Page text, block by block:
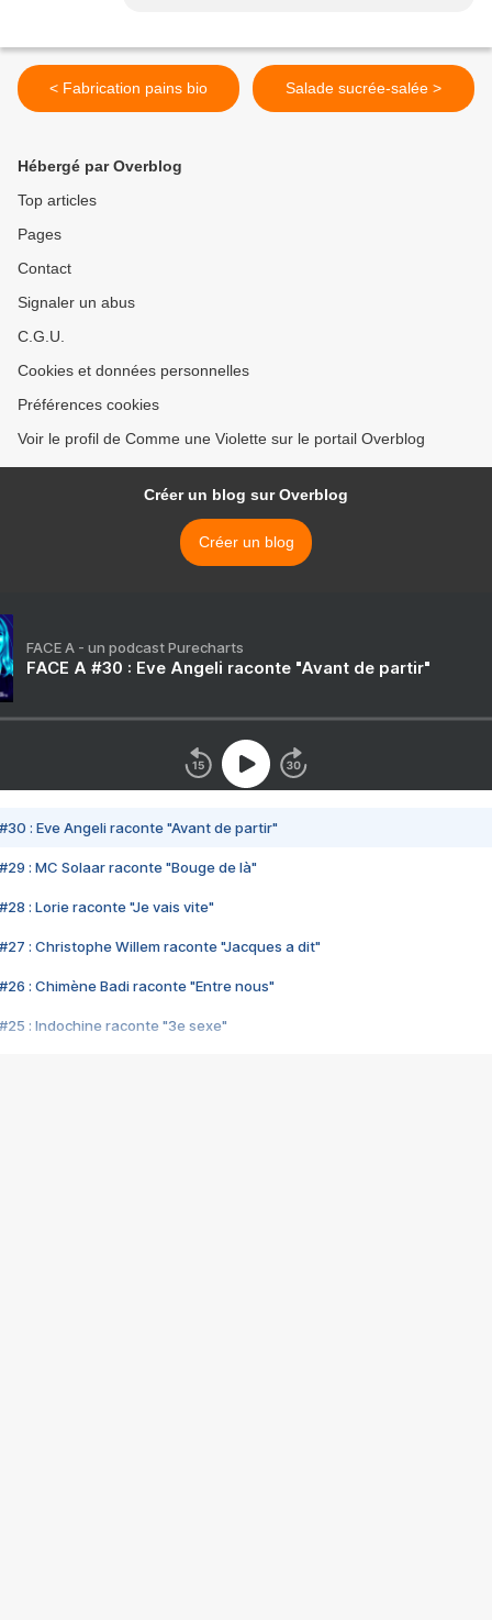
< Fabrication pains bio Salade sucrée-salée >
Hébergé par Overblog
Top articles
Pages
Contact
Signaler un abus
C.G.U.
Cookies et données personnelles
Préférences cookies
Voir le profil de Comme une Violette sur le portail Overblog
Créer un blog sur Overblog
Créer un blog
FACE A - un podcast Purecharts
FACE A #30 : Eve Angeli raconte "Avant de partir"
#30 : Eve Angeli raconte "Avant de partir"
#29 : MC Solaar raconte "Bouge de là"
#28 : Lorie raconte "Je vais vite"
#27 : Christophe Willem raconte "Jacques a dit"
#26 : Chimène Badi raconte "Entre nous"
#25 : Indochine raconte "3e sexe"